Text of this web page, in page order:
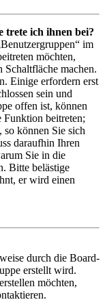
trete ich ihnen bei?
im
möchten,
Schaltfläche machen.
Einige erfordern erst
sein und
offen ist, können
Funktion beitreten;
so können Sie sich
daraufhin Ihren
Sie in die
Bitte belästige
er wird einen
durch die Board-
erstellt wird.
möchten,